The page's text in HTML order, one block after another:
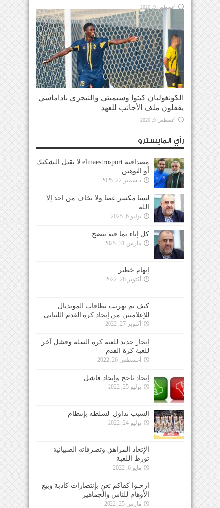
أغسطس 9, 2026
الكونغوليان كيتوا وسيميتي والنيجري باداماسي
يقفلون ملف الأجانب للعهد
أغسطس 9, 2026
رأي المايسترو
مصداقية elmaestrosport لا تقبل التشكيك
أو التوهين
ديسمبر 22, 2025
لسنا مكسر عصا ولا نخاف من احد إلا
الله
يوليو 6, 2025
كل إناء بما فيه ينضح
مارس 31, 2025
إتهام خطير
أكتوبر 28, 2022
كيف تم تهريب بطاقات المونديال
للإعلاميين من إتحاد كرة القدم اللبناني
أكتوبر 27, 2022
إنجاز جديد للعبة كرة السلة وفشل آخر
للعبة كرة القدم
أغسطس 26, 2022
إتحاد ناجح وإتحاد فاشل
يوليو 25, 2022
السبب تداول السلطة بإنتظام
يوليو 24, 2022
الإتحاد المراهق وتصرفاته الصبيانية
تورط اللعبة
مايو 6, 2022
ارحلوا كفاكم تغنٍ بإنتصارات كاذبة وبيع
الأوهام للناس والجماهير
مارس 25, 2022